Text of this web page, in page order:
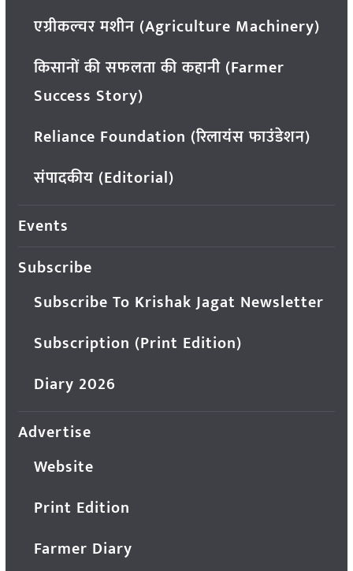
एग्रीकल्चर मशीन (Agriculture Machinery)
किसानों की सफलता की कहानी (Farmer
Success Story)
Reliance Foundation (रिलायंस फाउंडेशन)
संपादकीय (Editorial)
Events
Subscribe
Subscribe To Krishak Jagat Newsletter
Subscription (Print Edition)
Diary 2026
Advertise
Website
Print Edition
Farmer Diary